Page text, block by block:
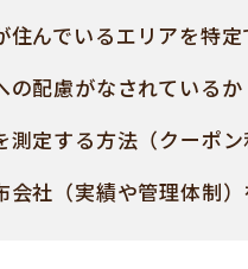
住んでいるエリアを特
の配慮がなされているか
測定する方法（クーポ
会社（実績や管理体制